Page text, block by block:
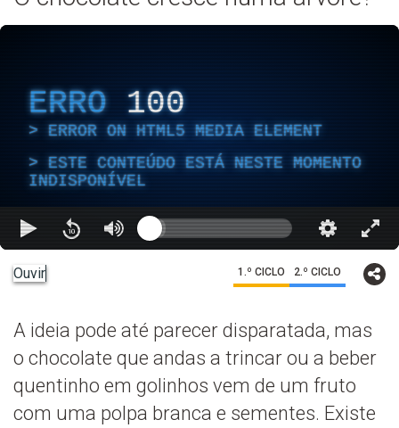
ERRO 100
ERROR ON HTML5 MEDIA ELEMENT
ESTE CONTEÚDO ESTÁ NESTE MOMENTO
INDISPONÍVEL
Ouvir 1.º CICLO 2.º CICLO
A ideia pode até parecer disparatada, mas
o chocolate que andas a trincar ou a beber
quentinho em golinhos vem de um fruto
com uma polpa branca e sementes. Existe